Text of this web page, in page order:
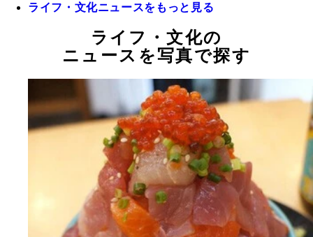
ライフ・文化ニュースをもっと見る
ライフ・文化の
ニュースを写真で探す